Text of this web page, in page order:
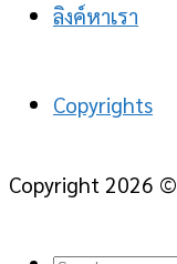
ลิงค์หาเรา
Copyrights
Copyright 2026 ©